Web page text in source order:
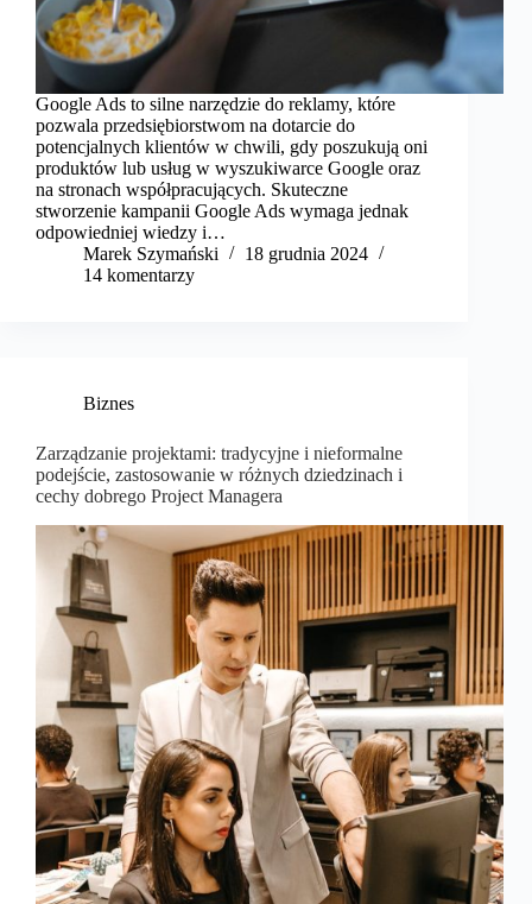
Google Ads to silne narzędzie do reklamy, które
pozwala przedsiębiorstwom na dotarcie do
potencjalnych klientów w chwili, gdy poszukują oni
produktów lub usług w wyszukiwarce Google oraz
na stronach współpracujących. Skuteczne
stworzenie kampanii Google Ads wymaga jednak
odpowiedniej wiedzy i…
Marek Szymański​
18 grudnia 2024
14 komentarzy
Biznes
Zarządzanie projektami: tradycyjne i nieformalne
podejście, zastosowanie w różnych dziedzinach i
cechy dobrego Project Managera